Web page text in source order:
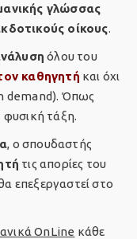
γλώσσας
οίκους.
όλου του
καθηγητή και όχι
demand). Όπως
φυσική τάξη.
, ο σπουδαστής
τις απορίες του
επεξεργαστεί στο
OnLine κάθε